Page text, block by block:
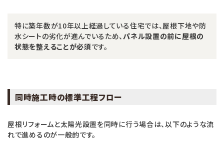
特に築年数が10年以上経過している住宅では、屋根下地や防
水シートの劣化が進んでいるため、パネル設置の前に屋根の
状態を整えることが必須です。
同時施工時の標準工程フロー
屋根リフォームと太陽光設置を同時に行う場合は、以下のような流
れで進めるのが一般的です。